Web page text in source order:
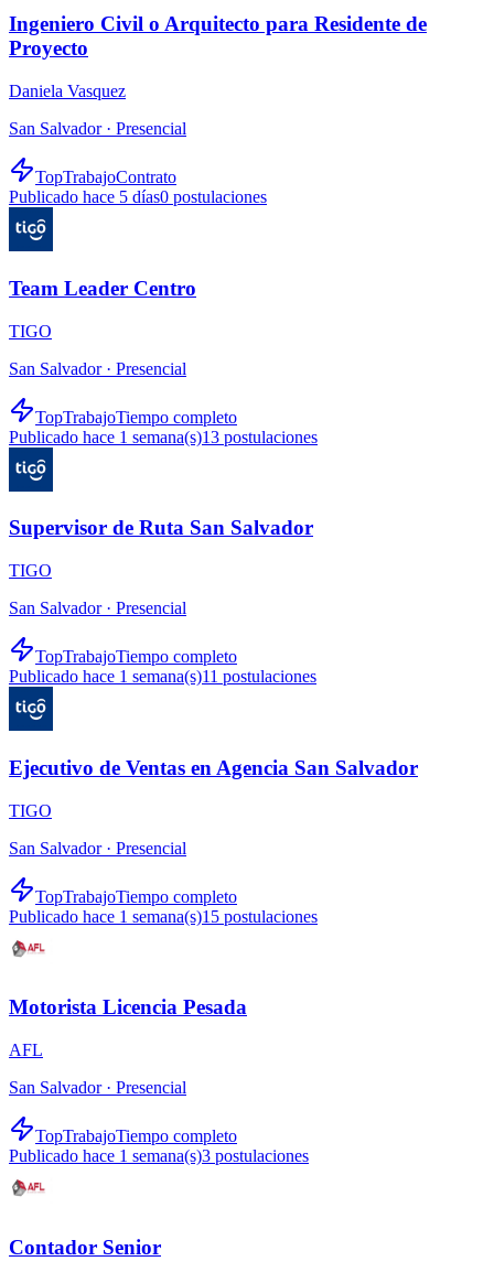
Ingeniero Civil o Arquitecto para Residente de
Proyecto
Daniela Vasquez
San Salvador · Presencial
TopTrabajoContrato
Publicado hace 5 días0 postulaciones
Team Leader Centro
TIGO
San Salvador · Presencial
TopTrabajoTiempo completo
Publicado hace 1 semana(s)13 postulaciones
Supervisor de Ruta San Salvador
TIGO
San Salvador · Presencial
TopTrabajoTiempo completo
Publicado hace 1 semana(s)11 postulaciones
Ejecutivo de Ventas en Agencia San Salvador
TIGO
San Salvador · Presencial
TopTrabajoTiempo completo
Publicado hace 1 semana(s)15 postulaciones
Motorista Licencia Pesada
AFL
San Salvador · Presencial
TopTrabajoTiempo completo
Publicado hace 1 semana(s)3 postulaciones
Contador Senior